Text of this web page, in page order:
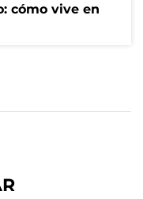
cómo vive en